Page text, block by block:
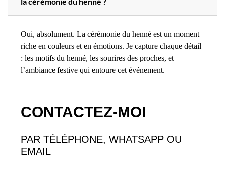
Oui, absolument. La cérémonie du henné est un moment
riche en couleurs et en émotions. Je capture chaque détail
: les motifs du henné, les sourires des proches, et
l’ambiance festive qui entoure cet événement.
CONTACTEZ-MOI
PAR TÉLÉPHONE, WHATSAPP OU
EMAIL